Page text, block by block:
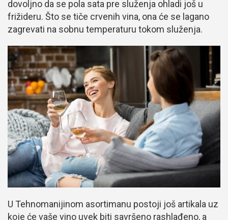
dovoljno da se pola sata pre služenja ohladi još u
frižideru. Što se tiče crvenih vina, ona će se lagano
zagrevati na sobnu temperaturu tokom služenja.
U Tehnomanijinom asortimanu postoji još artikala uz
koje će vaše vino uvek biti savršeno rashlađeno, a